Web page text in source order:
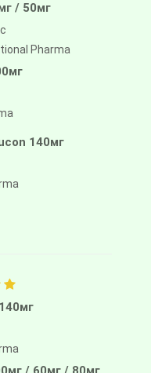
/ 50мг
Pharma
140мг